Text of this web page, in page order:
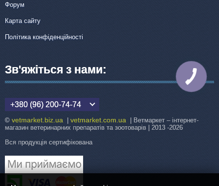
Форум
Карта сайту
Політика конфіденційності
Зв'яжіться з нами:
+380 (96) 200-74-74
© vetmarket.biz.ua vetmarket.com.ua | Ветмаркет – інтернет-
магазин ветеринарних препаратів та зоотоварів | 2013 -2026
Вся продукція сертифікована
КНОПКА
ЗВ'ЯЗКУ